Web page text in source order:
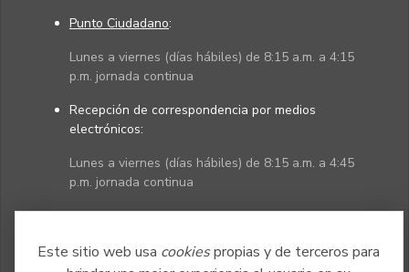
Este sitio web usa cookiespropias y de terceros para
Punto Ciudadano:
Lunes a viernes (días hábiles) de 8:15 a.m. a 4:15
p.m. jornada continua
Recepción de correspondencia por medios
electrónicos:
Lunes a viernes (días hábiles) de 8:15 a.m. a 4:45
p.m. jornada continua